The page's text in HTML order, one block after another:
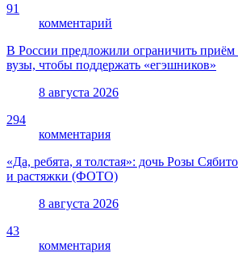
91
комментарий
В России предложили ограничить
вузы, чтобы поддержать «егэшников»
8 августа 2026
294
комментария
«Да, ребята, я толстая»: дочь Розы
и растяжки (ФОТО)
8 августа 2026
43
комментария